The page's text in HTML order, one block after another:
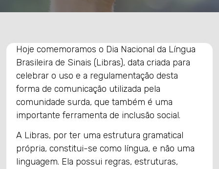
Hoje comemoramos o Dia Nacional da Língua
Brasileira de Sinais (Libras), data criada para
celebrar o uso e a regulamentação desta
forma de comunicação utilizada pela
comunidade surda, que também é uma
importante ferramenta de inclusão social.
A Libras, por ter uma estrutura gramatical
própria, constitui-se como língua, e não uma
linguagem. Ela possui regras, estruturas,